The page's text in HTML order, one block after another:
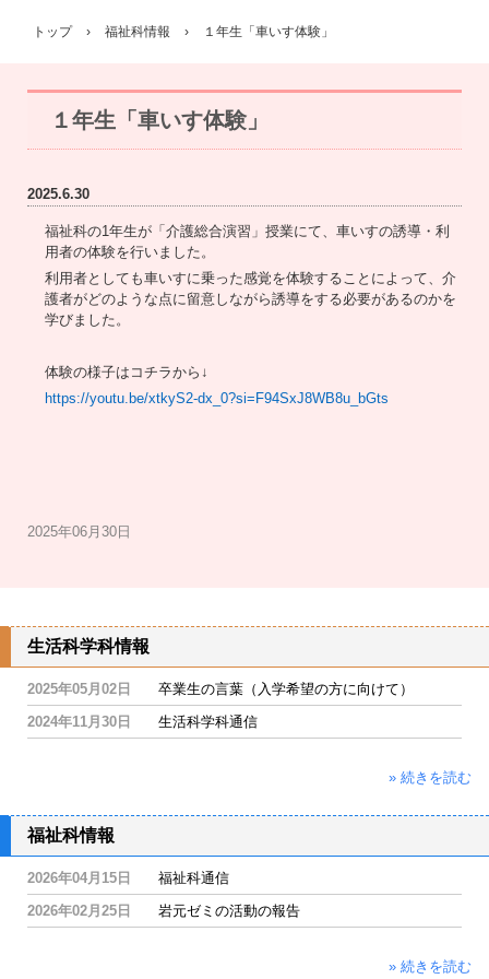
トップ › 福祉科情報 › １年生「車いす体験」
１年生「車いす体験」
2025.6.30
福祉科の1年生が「介護総合演習」授業にて、車いすの誘導・利
用者の体験を行いました。
利用者としても車いすに乗った感覚を体験することによって、介
護者がどのような点に留意しながら誘導をする必要があるのかを
学びました。
体験の様子はコチラから↓
https://youtu.be/xtkyS2-dx_0?si=F94SxJ8WB8u_bGts
2025年06月30日
生活科学科情報
2025年05月02日
卒業生の言葉（入学希望の方に向けて）
2024年11月30日
生活科学科通信
» 続きを読む
福祉科情報
2026年04月15日
福祉科通信
2026年02月25日
岩元ゼミの活動の報告
» 続きを読む